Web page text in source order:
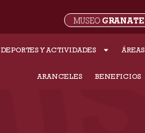
MUSEO GRANATE
DEPORTES Y ACTIVIDADES ÁREAS
ARANCELES BENEFICIOS